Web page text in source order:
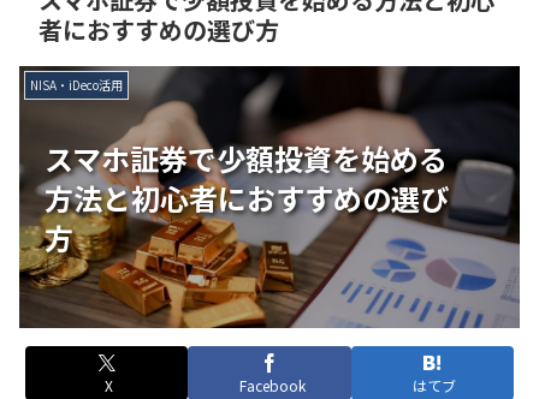
者におすすめの選び方
スマホ証券で少額投資を始める
方法と初心者におすすめの選び
方
NISA・iDeco活用
X Facebook はてブ